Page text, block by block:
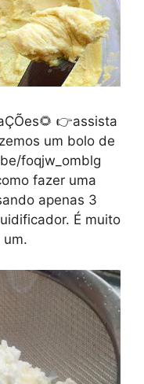
👉assista
um bolo de
foqjw_omblg
fazer uma
apenas 3
É muito
um.